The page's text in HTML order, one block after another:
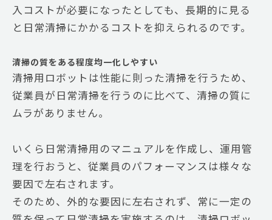
入コストが必要になったとしても、長期的に見る
と日常清掃にかかるコストを抑えられるのです。
清掃の質をある程度均一化しやすい
清掃用ロボットは性能に則った清掃を行うため、
従業員が日常清掃を行うのに比べて、清掃の質に
ムラがありません。
いくら日常清掃用のマニュアルを作成し、運用管
理を行おうと、従業員のパフォーマンスは様々な
要因で左右されます。
そのため、外的な要因に左右されず、常に一定の